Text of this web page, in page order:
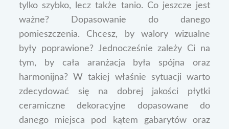
tylko szybko, lecz także tanio. Co jeszcze jest
ważne? Dopasowanie do danego
pomieszczenia. Chcesz, by walory wizualne
były poprawione? Jednocześnie zależy Ci na
tym, by cała aranżacja była spójna oraz
harmonijna? W takiej właśnie sytuacji warto
zdecydować się na dobrej jakości płytki
ceramiczne dekoracyjne dopasowane do
danego miejsca pod kątem gabarytów oraz